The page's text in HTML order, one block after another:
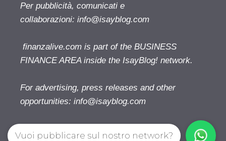
Per pubblicità, comunicati e
collaborazioni: info@isayblog.com
finanzalive.com is part of the BUSINESS
FINANCE AREA inside the IsayBlog! network.
For advertising, press releases and other
opportunities: info@isayblog.com
Vuoi pubblicare sul nostro network?